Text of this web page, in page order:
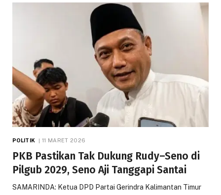
POLITIK 11 MARET 2026
PKB Pastikan Tak Dukung Rudy–Seno di
Pilgub 2029, Seno Aji Tanggapi Santai
SAMARINDA: Ketua DPD Partai Gerindra Kalimantan Timur